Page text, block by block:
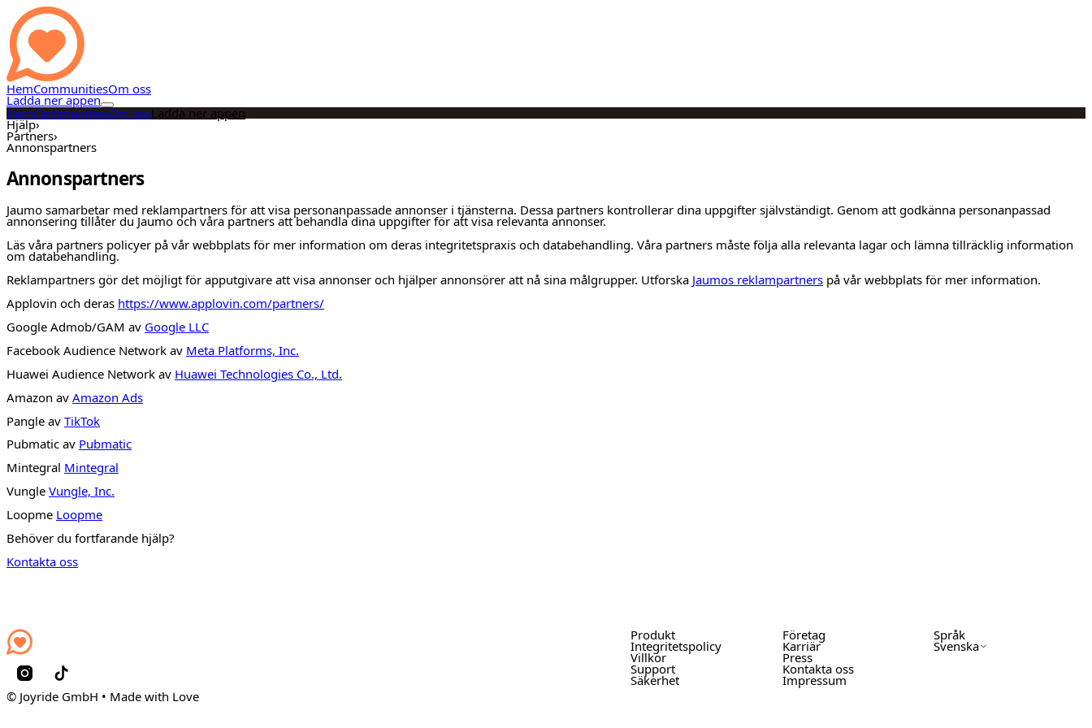
HemCommunitiesOm oss
Ladda ner appen
HemCommunitiesOm ossLadda ner appen
Hjälp›
Partners›
Annonspartners
Annonspartners
Jaumo samarbetar med reklampartners för att visa personanpassade annonser i tjänsterna. Dessa partners kontrollerar dina uppgifter självständigt. Genom att godkänna personanpassad
annonsering tillåter du Jaumo och våra partners att behandla dina uppgifter för att visa relevanta annonser.
Läs våra partners policyer på vår webbplats för mer information om deras integritetspraxis och databehandling. Våra partners måste följa alla relevanta lagar och lämna tillräcklig information
om databehandling.
Reklampartners gör det möjligt för apputgivare att visa annonser och hjälper annonsörer att nå sina målgrupper. Utforska Jaumos reklampartners på vår webbplats för mer information.
Applovin och deras https://www.applovin.com/partners/
Google Admob/GAM av Google LLC
Facebook Audience Network av Meta Platforms, Inc.
Huawei Audience Network av Huawei Technologies Co., Ltd.
Amazon av Amazon Ads
Pangle av TikTok
Pubmatic av Pubmatic
Mintegral Mintegral
Vungle Vungle, Inc.
Loopme Loopme
Behöver du fortfarande hjälp?
Kontakta oss
© Joyride GmbH • Made with Love
Produkt
Integritetspolicy
Villkor
Support
Säkerhet
Företag
Karriär
Press
Kontakta oss
Impressum
Språk
Svenska